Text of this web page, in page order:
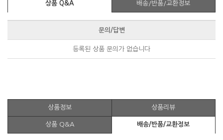
상품 Q&A 배송/반품/교환정보
문의/답변
등록된 상품 문의가 없습니다
상품정보 상품리뷰
상품 Q&A 배송/반품/교환정보